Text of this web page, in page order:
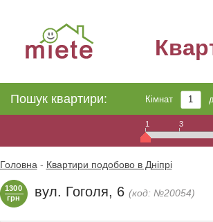
Пошук квартири: Кімнат
1 3
Головна - Квартири подобово в Дніпрі
1300
грн
вул. Гоголя, 6 (код: №20054)